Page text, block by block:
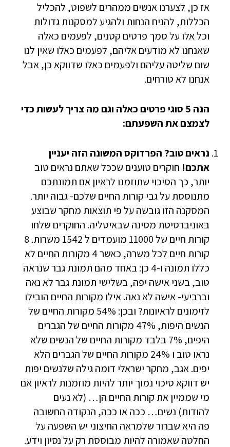
אז כן, לצערנו אנשים ממהרים לשפוט, להכליל
הכללות, להניח הנחות ולהגיע למסקנות גדולות
וכל אלו על סמך פרטים קטנים, לפעמים כאלה
שאנחנו לא מודעים אליהם, לפעמים כאלו שאין לנו
שום שליטה עליהם ולפעמים כאלו שדווקא כן, אבל
אנחנו לא טורחים.
הנה 5 סוגי פרטים כאלה וגם מה צריך לעשות כדי
לצמצם את השפעתם:
נראים טוב? הפרדוקס המשונה הזה יעניין
אתכם! חוקרים טוענים שככל שאתם נראים טוב
יותר, כך הסיכוי שתוזמנו לראיון אם תמונתכם
מתנוססת על גבי קורות החיים שלכם- גבוה יותר.
המסקנה הזו גובשה על פי תוצאות מחקר שבוצע
באוניברסיטת מסינה שבאיטליה. החוקרים שלחו
קורות חיים של 11000 מועמדים ל 1542 משרות. 8
קורות חיים לכל משרה, כאשר 4 מקורות החיים לא
כללו תמונה ו-4 כן: באחד מהם תמונת גבר שנראה
טוב, בשני אישה יפה, בשלישי תמונת גבר לא נאה
וברביעי- אישה לא נאה. אילו מקורות החיים הובילו
לזימונים לראיונות? ובכן: 54% מקורות החיים של
הנשים היפות, 47% מקורות החיים של הגברים
היפים, 7% בלבד מקורות החיים של הנשים שלא
נראו טוב ו 24% מקורות החיים של הגברים הלא
יפים. אגב, מחקר ישראלי דומה גילה שלנשים יפות
יש דווקא סיכוי נמוך יותר להיות מוזמנות לראיון אם
מי שממיין את קורות החיים הן… (לא נעים
להודות) נשים… ככה או ככה, הנקודה החשובה
פה היא שברור שלמראה החיצוני יש השפעה על
החלטה שאמורה להיות מבוססת רק על נסיון וידע.